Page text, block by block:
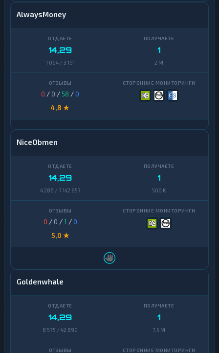
AlwaysMoney
14,29
1 064 / 3 191
1
2 M
0 / 0 /58 /0
4,8 ★
NiceObmen
14,29
4 286 / 7 142 857
1
500 K
0 / 0 /1 /0
5,0 ★
Goldenwhale
14,29
8 575 / 42 890
1
7,5 M